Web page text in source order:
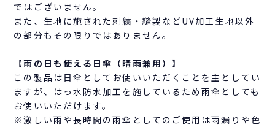
ではございません。
また、生地に施された刺繍・縫製などUV加工生地以外
の部分もその限りではありません。
【雨の日も使える日傘（晴雨兼用）】
この製品は日傘としてお使いいただくことを主としてい
ますが、はっ水防水加工を施しているため雨傘としても
お使いいただけます。
※激しい雨や長時間の雨傘としてのご使用は雨漏りや色